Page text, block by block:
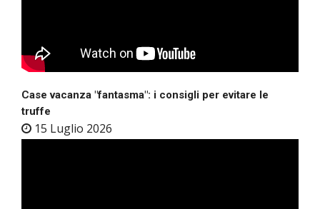
Case vacanza "fantasma": i consigli per evitare le
truffe
15 Luglio 2026